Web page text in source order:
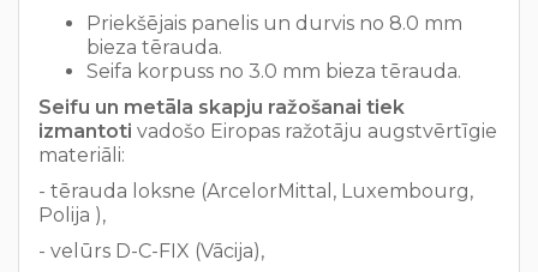
Priekšējais panelis un durvis no 8.0 mm
bieza tērauda.
Seifa korpuss no 3.0 mm bieza tērauda.
Seifu un metāla skapju ražošanai tiek
izmantoti vadošo Eiropas ražotāju augstvērtīgie
materiāli:
- tērauda loksne (ArcelorMittal, Luxembourg,
Polija ),
- velūrs D-C-FIX (Vācija),